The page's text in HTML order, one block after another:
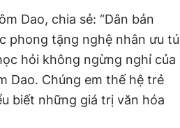
Dao, chia sẻ: “Dân bản
phong tặng nghệ nhân ưu tú
hỏi không ngừng nghỉ của
Dao. Chúng em thế hệ trẻ
biết những giá trị văn hóa